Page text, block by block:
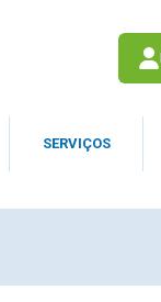
SERVIÇOS